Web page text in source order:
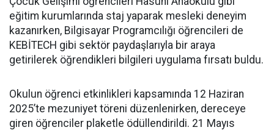
eğitim kurumlarında staj yaparak mesleki deneyim
kazanırken, Bilgisayar Programcılığı öğrencileri de
KEBİTECH gibi sektör paydaşlarıyla bir araya
getirilerek öğrendikleri bilgileri uygulama fırsatı buldu.
Okulun öğrenci etkinlikleri kapsamında 12 Haziran
2025’te mezuniyet töreni düzenlenirken, dereceye
giren öğrenciler plaketle ödüllendirildi. 21 Mayıs